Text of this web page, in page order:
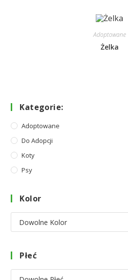
Adoptowane
Żelka
Kategorie:
Adoptowane
Do Adopcji
Koty
Psy
Kolor
Płeć